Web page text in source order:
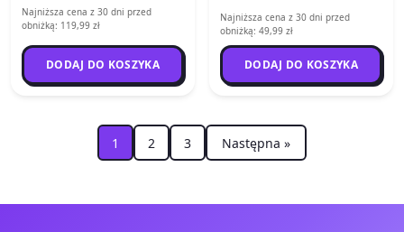
Najniższa cena z 30 dni przed
obniżką: 119,99 zł
DODAJ DO KOSZYKA
Najniższa cena z 30 dni przed
obniżką: 49,99 zł
DODAJ DO KOSZYKA
1 2 3 Następna »